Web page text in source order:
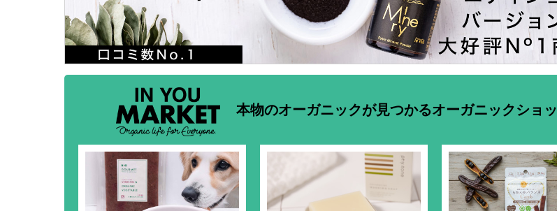
本物のオーガニックが見つかるオーガニックショ